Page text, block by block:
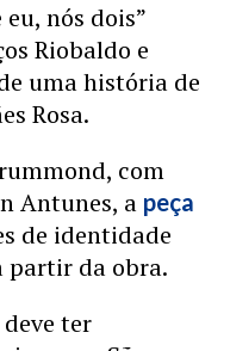
nós dois”
Riobaldo e
uma história de
Rosa.
com
Antunes, a peça
de identidade
partir da obra.
ter